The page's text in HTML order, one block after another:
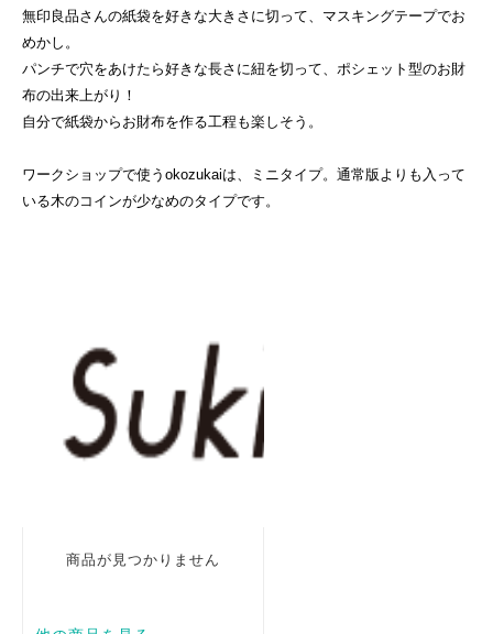
無印良品さんの紙袋を好きな大きさに切って、マスキングテープでお
めかし。
パンチで穴をあけたら好きな長さに紐を切って、ポシェット型のお財
布の出来上がり！
自分で紙袋からお財布を作る工程も楽しそう。
ワークショップで使うokozukaiは、ミニタイプ。通常版よりも入って
いる木のコインが少なめのタイプです。